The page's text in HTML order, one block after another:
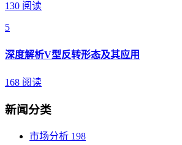
130 阅读
5
深度解析V型反转形态及其应用
168 阅读
新闻分类
市场分析 198